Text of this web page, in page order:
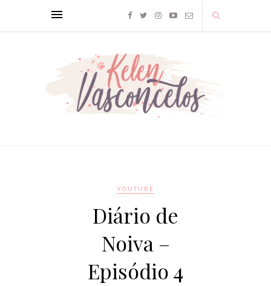
YOUTUBE
Diário de
Noiva –
Episódio 4